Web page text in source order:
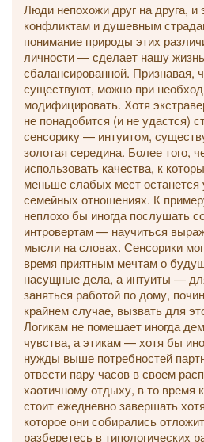
Люди непохожи друг на друга, и
конфликтам и душевным
понимание природы этих
личности — сделает нашу
сбалансированной. Признавая,
существуют, можно при
модифицировать. Хотя
не понадобится (и не удастся)
сенсорику — интуитом,
золотая середина. Более того,
использовать качества, к
меньше слабых мест останется
семейных отношениях. К
неплохо бы иногда послушать
интровертам — научиться
мысли на словах. Сенсорики
время приятным мечтам о
насущные дела, а интуиты —
заняться работой по дому,
крайнем случае, вызвать для
Логикам не помешает иногда
чувства, а этикам — хотя бы
нужды выше потребностей
отвести пару часов в своем
хаотичному отдыху, в то время
стоит ежедневно завершать
которое они собирались
разберетесь в типологических